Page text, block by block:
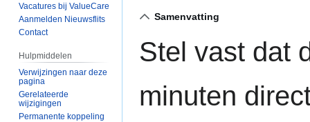
Samenvatting
Stel vast dat
minuten
Vacatures bij ValueCare
Aanmelden Nieuwsflits
Contact
Hulpmiddelen
Verwijzingen naar deze
pagina
Gerelateerde
wijzigingen
Permanente koppeling